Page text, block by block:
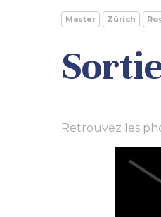
Master Zürich
Retrouvez les